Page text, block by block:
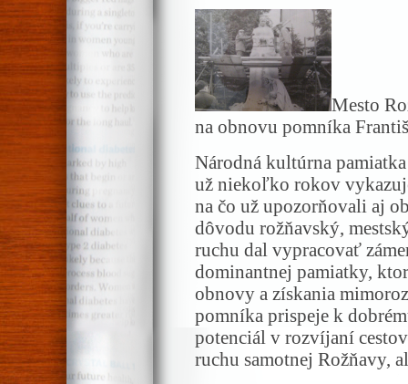
Mesto
na obnovu pomníka
Národná kultúrna
už niekoľko rokov
na čo už upozorňovali aj
dôvodu rožňavský,
ruchu dal vypracovať
dominantnej pamiatky,
obnovy a získania
pomníka prispeje k
potenciál v rozvíjaní
ruchu samotnej Rožňavy,